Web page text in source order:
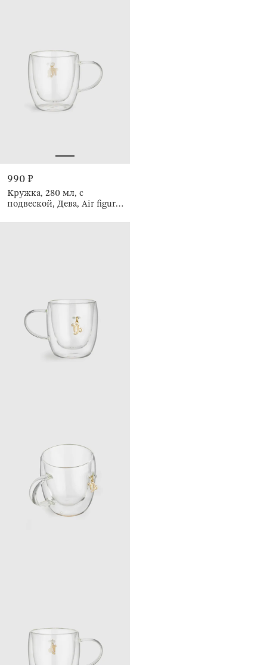
990 ₽
Кружка, 280 мл, с
подвеской, Дева, Air figure